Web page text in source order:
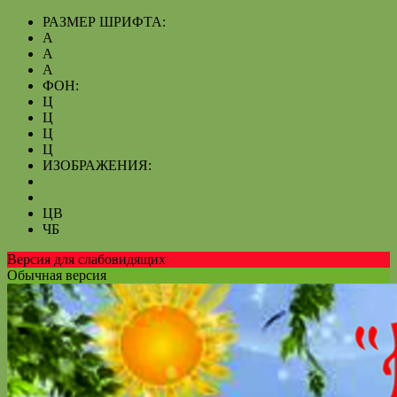
РАЗМЕР ШРИФТА:
A
A
A
ФОН:
Ц
Ц
Ц
Ц
ИЗОБРАЖЕНИЯ:
ЦВ
ЧБ
Версия для слабовидящих
Обычная версия